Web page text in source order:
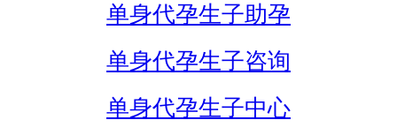
单身代孕生子助孕
单身代孕生子咨询
单身代孕生子中心